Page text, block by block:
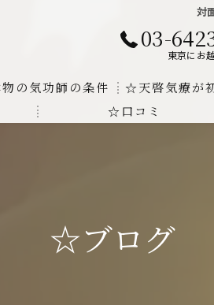
対
03-
東京にお
の気功師の条件 ☆天啓気療が
☆口コミ
☆ブログ